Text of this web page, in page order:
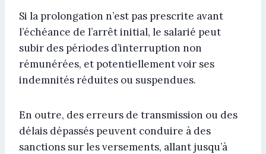
Si la prolongation n’est pas prescrite avant
l’échéance de l’arrêt initial, le salarié peut
subir des périodes d’interruption non
rémunérées, et potentiellement voir ses
indemnités réduites ou suspendues.
En outre, des erreurs de transmission ou des
délais dépassés peuvent conduire à des
sanctions sur les versements, allant jusqu’à